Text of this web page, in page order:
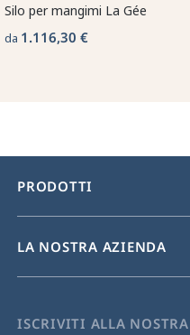
Silo per mangimi La Gée
da 1.116,30 €
PRODOTTI
LA NOSTRA AZIENDA
ISCRIVITI ALLA NOSTRA